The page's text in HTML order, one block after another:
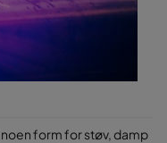
form for støv, damp